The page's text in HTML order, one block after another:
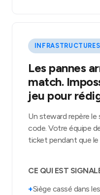
Les pannes
match.
jeu pour
Un steward repère le
code. Votre équipe
ticket pendant que
CE QUI EST
+Siège cassé dans